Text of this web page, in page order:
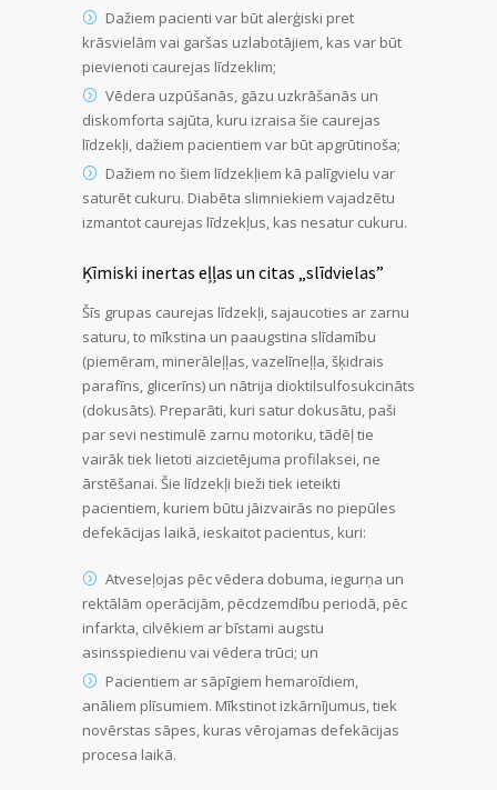
Dažiem pacienti var būt alerģiski pret
krāsvielām vai garšas uzlabotājiem, kas var būt
pievienoti caurejas līdzeklim;
Vēdera uzpūšanās, gāzu uzkrāšanās un
diskomforta sajūta, kuru izraisa šie caurejas
līdzekļi, dažiem pacientiem var būt apgrūtinoša;
Dažiem no šiem līdzekļiem kā palīgvielu var
saturēt cukuru. Diabēta slimniekiem vajadzētu
izmantot caurejas līdzekļus, kas nesatur cukuru.
Ķīmiski inertas eļļas un citas „slīdvielas”
Šīs grupas caurejas līdzekļi, sajaucoties ar zarnu
saturu, to mīkstina un paaugstina slīdamību
(piemēram, minerāleļļas, vazelīneļļa, šķidrais
parafīns, glicerīns) un nātrija dioktilsulfosukcināts
(dokusāts). Preparāti, kuri satur dokusātu, paši
par sevi nestimulē zarnu motoriku, tādēļ tie
vairāk tiek lietoti aizcietējuma profilaksei, ne
ārstēšanai. Šie līdzekļi bieži tiek ieteikti
pacientiem, kuriem būtu jāizvairās no piepūles
defekācijas laikā, ieskaitot pacientus, kuri:
Atveseļojas pēc vēdera dobuma, iegurņa un
rektālām operācijām, pēcdzemdību periodā, pēc
infarkta, cilvēkiem ar bīstami augstu
asinsspiedienu vai vēdera trūci; un
Pacientiem ar sāpīgiem hemaroīdiem,
anāliem plīsumiem. Mīkstinot izkārnījumus, tiek
novērstas sāpes, kuras vērojamas defekācijas
procesa laikā.